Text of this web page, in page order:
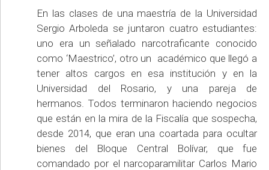
En las clases de una maestría de la Universidad
Sergio Arboleda se juntaron cuatro estudiantes:
uno era un señalado narcotraficante conocido
como ‘Maestrico’, otro un académico que llegó a
tener altos cargos en esa institución y en la
Universidad del Rosario, y una pareja de
hermanos. Todos terminaron haciendo negocios
que están en la mira de la Fiscalía que sospecha,
desde 2014, que eran una coartada para ocultar
bienes del Bloque Central Bolívar, que fue
comandado por el narcoparamilitar Carlos Mario